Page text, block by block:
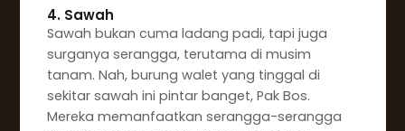
4. Sawah
Sawah bukan cuma ladang padi, tapi juga
surganya serangga, terutama di musim
tanam. Nah, burung walet yang tinggal di
sekitar sawah ini pintar banget, Pak Bos.
Mereka memanfaatkan serangga-serangga